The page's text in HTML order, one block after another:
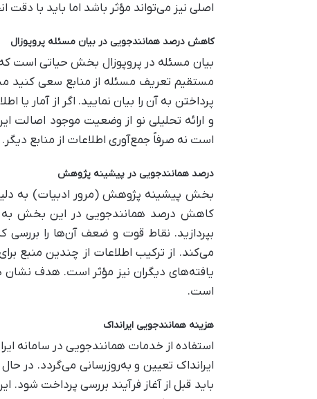
اصلی نیز می‌تواند مؤثر باشد اما باید با
کاهش درصد همانندجویی در بیان مسئله پروپوزال
بیان مسئله در پروپوزال بخش حیاتی
مستقیم تعریف مسئله از منابع سعی کنید
پرداختن به آن را بیان نمایید. اگر از آمار
و ارائه تحلیلی نو از وضعیت موجود
است نه صرفاً جمع‌آوری اطلاعات از منابع دیگر.
درصد همانندجویی در پیشینه پژوهش
بخش پیشینه پژوهش (مرور ادبیات) به دلیل
کاهش درصد همانندجویی در این بخش به
بپردازید. نقاط قوت و ضعف آن‌ها را
می‌کند. از ترکیب اطلاعات از چندین منبع
یافته‌های دیگران نیز مؤثر است. هدف نشان
است.
هزینه همانندجویی ایرانداک
استفاده از خدمات همانندجویی در سامانه
ایرانداک تعیین و به‌روزرسانی می‌گردد. در
باید قبل از آغاز فرآیند بررسی پرداخت